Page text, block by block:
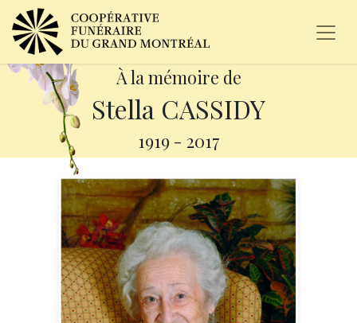
À la mémoire de
Stella CASSIDY
1919 - 2017